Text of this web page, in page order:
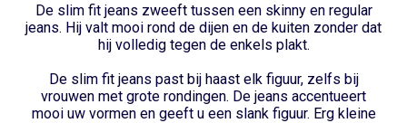
De slim fit jeans zweeft tussen een skinny en regular
jeans. Hij valt mooi rond de dijen en de kuiten zonder dat
hij volledig tegen de enkels plakt.
De slim fit jeans past bij haast elk figuur, zelfs bij
vrouwen met grote rondingen. De jeans accentueert
mooi uw vormen en geeft u een slank figuur. Erg kleine